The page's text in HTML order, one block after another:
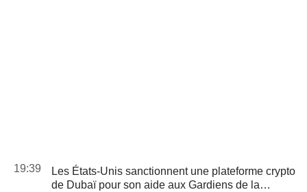
19:39
Les États-Unis sanctionnent une plateforme crypto
de Dubaï pour son aide aux Gardiens de la